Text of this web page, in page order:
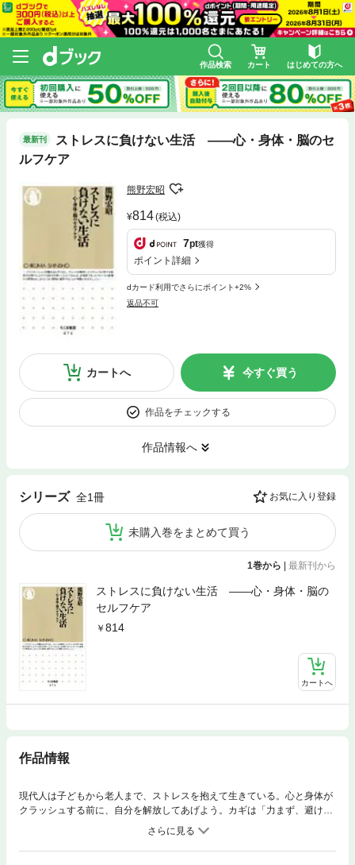
作品検索 カート はじめての方へ
最新刊
ストレスに負けない生活 ――心・身体・脳のセ
ルフケア
熊野宏昭
814(税込)
7pt獲得
ポイント詳細
dカード利用でさらにポイント+2%
返品不可
カートへ 今すぐ買う
作品をチェックする
作品情報へ
シリーズ 全1冊 お気に入り登録
未購入巻をまとめて買う
1巻から 最新刊から
ストレスに負けない生活 ――心・身体・脳の
セルフケア
814
カートへ
作品情報
現代人は子どもから老人まで、ストレスを抱えて生きている。心と身体が
クラッシュする前に、自分を解放してあげよう。カギは「力まず、避け
ず、妄想せず」。ストレスとリラクゼーションのメカニズムを知り、行動
医学や脳科学の知見をもとに、自分でできるストレス・マネジメントの方
法を伝授する。